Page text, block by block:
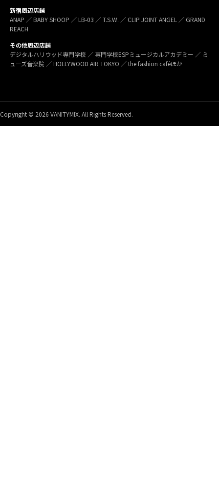
新宿周辺店舗
ANAP ／ BABY SHOOP ／ LB-03 ／ T.S.W. ／ CLIP JOINT ANGEL ／ GRAND
REACH
その他周辺店舗
デジタルハリウッド専門学校 ／ 専門学校ESPミュージカルアカデミー ／ ミ
ューズ音楽院 ／ HOLLYWOOD AIR TOKYO ／ the fashion caféほか
Copyright © 2026 VANITYMIX. All Rights Reserved.